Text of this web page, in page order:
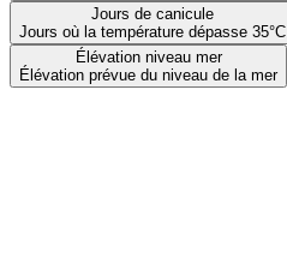
Jours de canicule
Jours où la température dépasse 35°C
Élévation niveau mer
Élévation prévue du niveau de la mer